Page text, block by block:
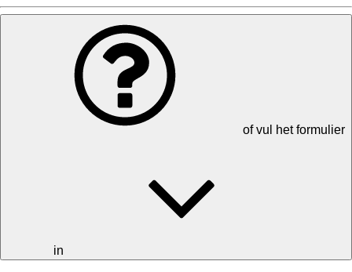
of vul het formulier
in